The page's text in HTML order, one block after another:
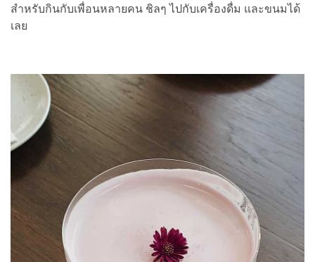
สำหรับกินกับเพื่อนหลายคน ชิลๆ ไปกับเครื่องดื่ม และขนมได้
เลย